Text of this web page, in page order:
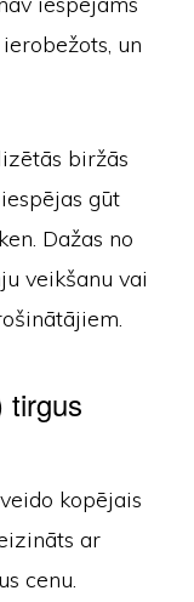
un
biržās
gūt
Dažas no
veikšanu vai
tirgus
kopējais
ar
cenu.